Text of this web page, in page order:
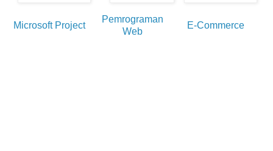
Microsoft Project
Pemrograman
Web
E-Commerce